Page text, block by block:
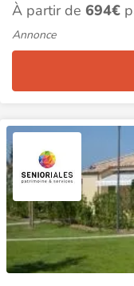
À partir de 694€
Annonce